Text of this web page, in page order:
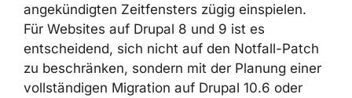
angekündigten Zeitfensters zügig einspielen.
Für Websites auf Drupal 8 und 9 ist es
entscheidend, sich nicht auf den Notfall-Patch
zu beschränken, sondern mit der Planung einer
vollständigen Migration auf Drupal 10.6 oder